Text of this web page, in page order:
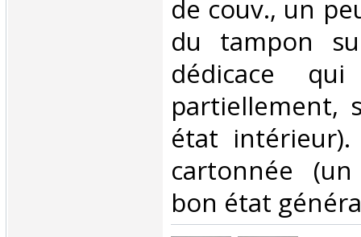
de couv., un
du tampon
dédicace
partiellement,
état intérieur).
cartonnée
bon état